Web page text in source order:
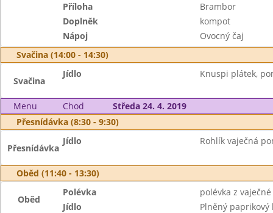
Příloha
Brambor
Doplněk
kompot
Nápoj
Ovocný čaj
Svačina (14:00 - 14:30)
Svačina
Jídlo Knuspi plátek,
Menu Chod
Středa 24. 4. 2019
Přesnídávka (8:30 - 9:30)
Přesnídávka
Jídlo Rohlík vaječná
Oběd (11:40 - 13:30)
Oběd
Polévka
polévka z
Jídlo
Plněný paprikový